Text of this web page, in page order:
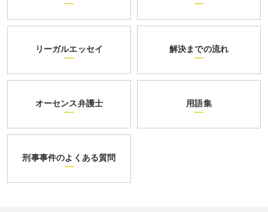
リーガルエッセイ 解決までの流れ
オーセンス弁護士 用語集
刑事事件のよくある質問